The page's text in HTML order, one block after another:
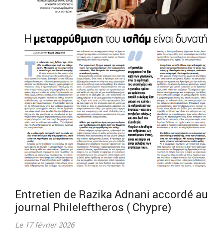
Entretien de Razika Adnani accordé au
journal Phileleftheros ( Chypre)
Le 17 février 2026